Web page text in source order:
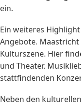
ein.
Ein weiteres
Angebote.
Kulturszene. Hier
und Theater.
stattfindenden
Neben den